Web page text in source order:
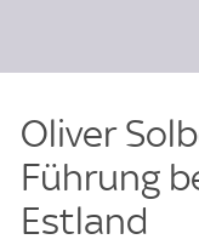
Oliver
Führung
Estland